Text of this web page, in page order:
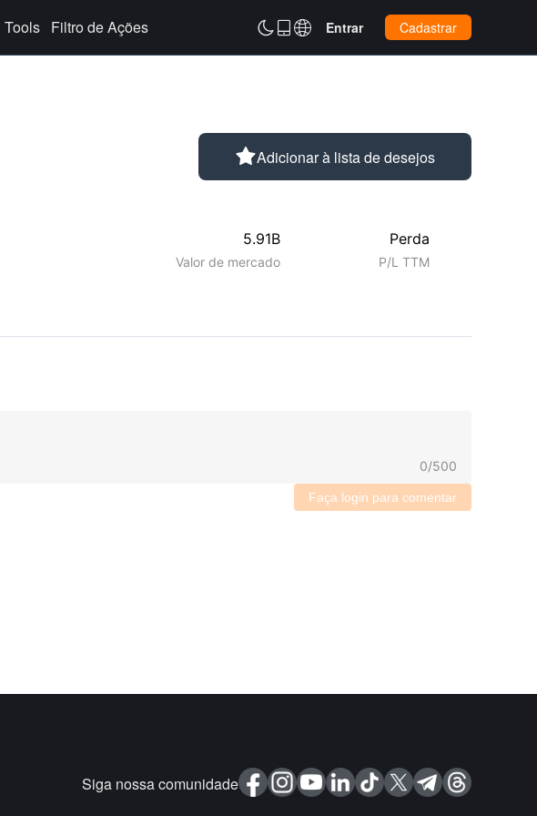
Tools Filtro de Ações  Entrar Cadastrar
Adicionar à lista de desejos
5.91B
Valor de mercado
Perda
P/L TTM
0/500
Faça login para comentar
Siga nossa comunidade